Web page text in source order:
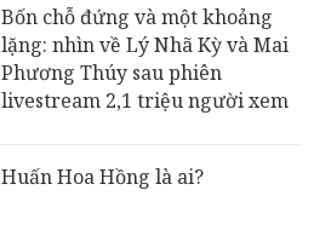
Bốn chỗ đứng và một khoảng
lặng: nhìn về Lý Nhã Kỳ và Mai
Phương Thúy sau phiên
livestream 2,1 triệu người xem
Huấn Hoa Hồng là ai?